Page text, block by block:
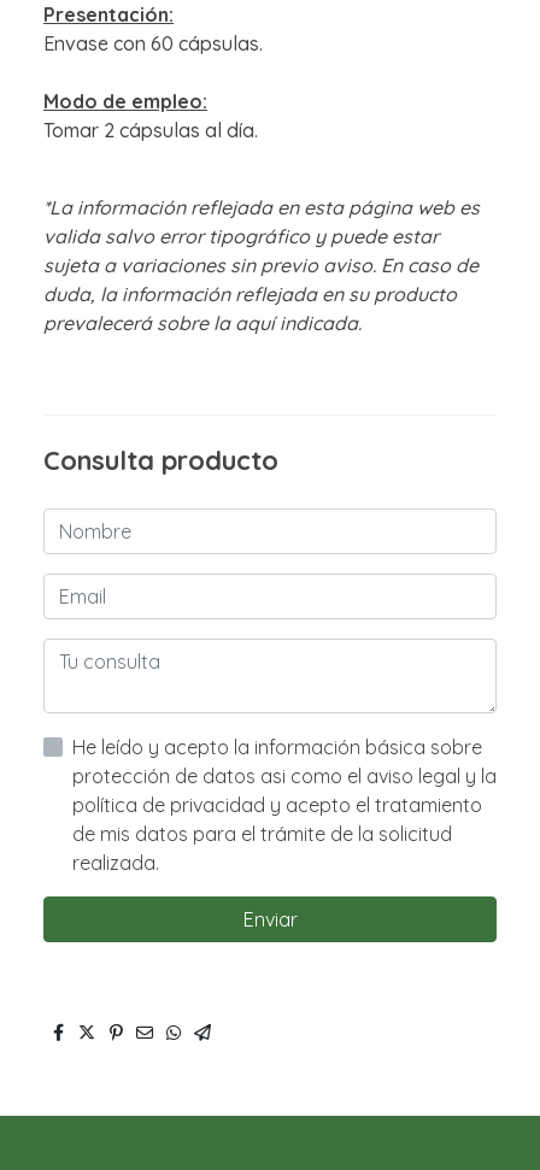
Presentación:
Envase con 60 cápsulas.
Modo de empleo:
Tomar 2 cápsulas al día.
*La información reflejada en esta página web es
valida salvo error tipográfico y puede estar
sujeta a variaciones sin previo aviso. En caso de
duda, la información reflejada en su producto
prevalecerá sobre la aquí indicada.
Consulta producto
He leído y acepto la información básica sobre
protección de datos asi como el aviso legal y la
política de privacidad y acepto el tratamiento
de mis datos para el trámite de la solicitud
realizada.
Enviar